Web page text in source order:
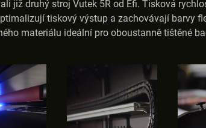
již druhý stroj Vutek 5R od Efi. Tisková
tiskový výstup a zachovávají barvy
materiálu ideální pro oboustanně tištěné